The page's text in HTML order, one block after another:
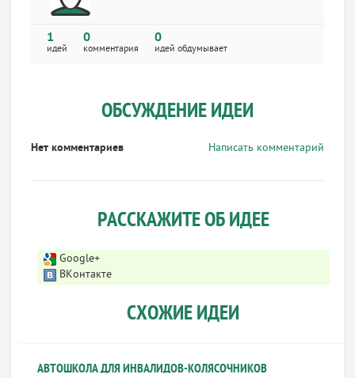
1
идей
0
комментария
0
идей обдумывает
ОБСУЖДЕНИЕ ИДЕИ
Написать комментарий
Нет комментариев
РАССКАЖИТЕ ОБ ИДЕЕ
Google+
ВКонтакте
СХОЖИЕ ИДЕИ
АВТОШКОЛА ДЛЯ ИНВАЛИДОВ-КОЛЯСОЧНИКОВ